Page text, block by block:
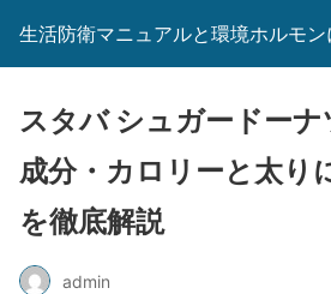
生活防衛マニュアルと環境ホルモ
スタバ シュガードーナ
成分・カロリーと太り
を徹底解説
admin